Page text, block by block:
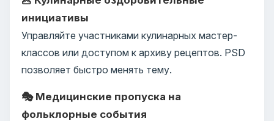
инициативы
Управляйте участниками кулинарных мастер-
классов или доступом к архиву рецептов. PSD
позволяет быстро менять тему.
🎭 Медицинские пропуска на
фольклорные события